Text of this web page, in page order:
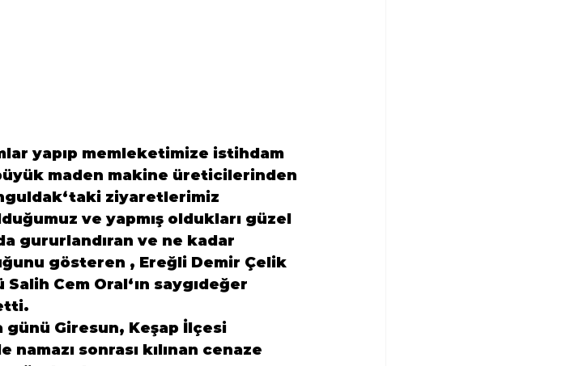
yapıp memleketimize istihdam
maden makine üreticilerinden
‘taki ziyaretlerimiz
ve yapmış oldukları güzel
gururlandıran ve ne kadar
gösteren , Ereğli Demir Çelik
Salih Cem Oral‘ın saygıdeğer
günü Giresun, Keşap İlçesi
sonrası kılınan cenaze